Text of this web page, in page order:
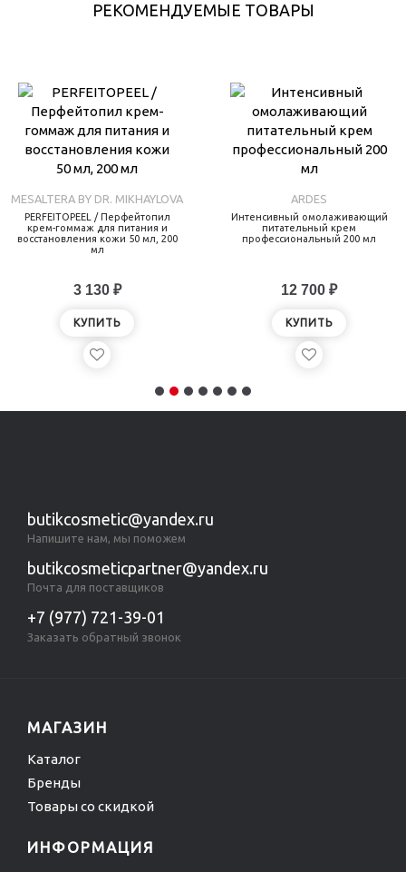
РЕКОМЕНДУЕМЫЕ ТОВАРЫ
MESALTERA BY DR. MIKHAYLOVA
PERFEITOPEEL / Перфейтопил
крем-гоммаж для питания и
восстановления кожи 50 мл, 200
мл
3 130 ₽
КУПИТЬ
ARDES
Интенсивный омолаживающий
питательный крем
профессиональный 200 мл
12 700 ₽
КУПИТЬ
butikcosmetic@yandex.ru
Напишите нам, мы поможем
butikcosmeticpartner@yandex.ru
Почта для поставщиков
+7 (977) 721-39-01
Заказать обратный звонок
МАГАЗИН
Каталог
Бренды
Товары со скидкой
ИНФОРМАЦИЯ